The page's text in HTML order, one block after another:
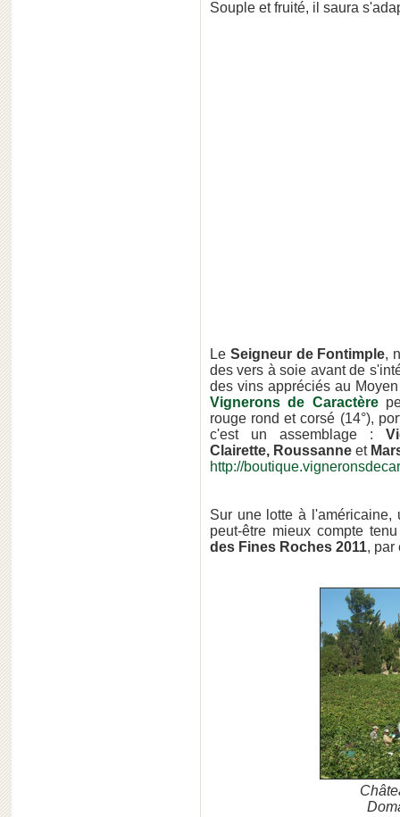
Souple et fruité, il saura
Le Seigneur de Fontimple,
des vers à soie avant de
des vins appréciés au
Vignerons de Caractère
rouge rond et corsé (14°),
c'est un assemblage :
Clairette, Roussanne et
http://
Sur une lotte à l'américaine,
peut-être mieux compte
des Fines Roches 2011, par